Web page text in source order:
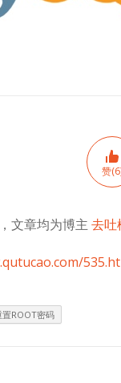
赞
文章均为博主 去吐
置ROOT密码